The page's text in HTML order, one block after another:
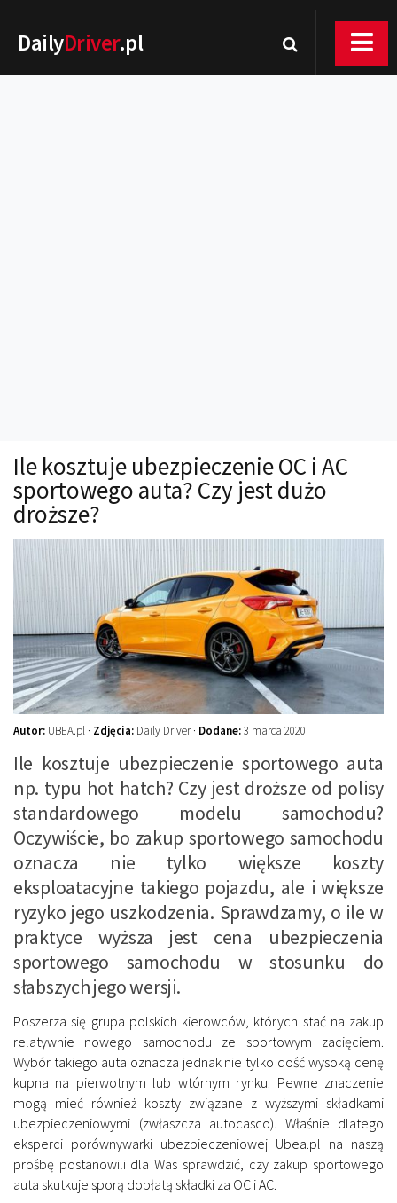
DailyDriver.pl
Technika jazdy
Oświetlenie
Kalkulatory
Przelicznik mocy
Auto z niemiec
Galerie
Ile kosztuje ubezpieczenie OC i AC
sportowego auta? Czy jest dużo
droższe?
Autor: UBEA.pl · Zdjęcia: Daily Driver · Dodane:3 marca 2020
Ile kosztuje ubezpieczenie sportowego auta
np. typu hot hatch? Czy jest droższe od polisy
standardowego modelu samochodu?
Oczywiście, bo zakup sportowego samochodu
oznacza nie tylko większe koszty
eksploatacyjne takiego pojazdu, ale i większe
ryzyko jego uszkodzenia. Sprawdzamy, o ile w
praktyce wyższa jest cena ubezpieczenia
sportowego samochodu w stosunku do
słabszych jego wersji.
Poszerza się grupa polskich kierowców, których stać na zakup
relatywnie nowego samochodu ze sportowym zacięciem.
Wybór takiego auta oznacza jednak nie tylko dość wysoką cenę
kupna na pierwotnym lub wtórnym rynku. Pewne znaczenie
mogą mieć również koszty związane z wyższymi składkami
ubezpieczeniowymi (zwłaszcza autocasco). Właśnie dlatego
eksperci porównywarki ubezpieczeniowej Ubea.pl na naszą
prośbę postanowili dla Was sprawdzić, czy zakup sportowego
auta skutkuje sporą dopłatą składki za OC i AC.